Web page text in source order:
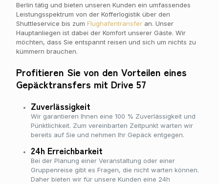
Berlin tätig und bieten unseren Kunden ein umfassendes
Leistungsspektrum von der Kofferlogistik über den
Shuttleservice bis zum Flughafentransfer an. Unser
Hauptanliegen ist dabei der Komfort unserer Gäste. Wir
möchten, dass Sie entspannt reisen und sich um nichts zu
kümmern brauchen.
Profitieren Sie von den Vorteilen eines
Gepäcktransfers mit Drive 57
Zuverlässigkeit
Wir garantieren Ihnen eine 100 % Zuverlässigkeit und
Pünktlichkeit. Zum vereinbarten Zeitpunkt warten wir
bereits auf Sie und nehmen Ihr Gepäck entgegen.
24h Erreichbarkeit
Bei der Planung einer Veranstaltung oder einer
Gruppenreise gibt es Fragen, die nicht warten können.
Daher bieten wir für unsere Kunden eine 24h